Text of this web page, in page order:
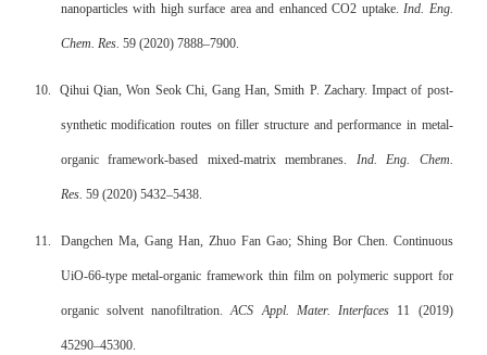
nanoparticles with high surface area and enhanced CO2 uptake. Ind. Eng.
Chem. Res. 59 (2020) 7888–7900.
10. Qihui Qian, Won Seok Chi, Gang Han, Smith P. Zachary. Impact of post-
synthetic modification routes on filler structure and performance in metal-
organic framework-based mixed-matrix membranes. Ind. Eng. Chem.
Res. 59 (2020) 5432–5438.
11. Dangchen Ma, Gang Han, Zhuo Fan Gao; Shing Bor Chen. Continuous
UiO-66-type metal-organic framework thin film on polymeric support for
organic solvent nanofiltration.ACS Appl. Mater. Interfaces 11 (2019)
45290–45300.